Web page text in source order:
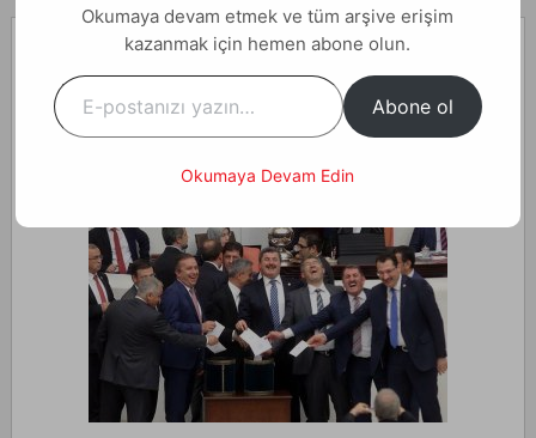
01 Aralık 2017
Home Yazılar Gemi
Gemi
Aşağıdaki fotoğrafları hatırlayacaksınız.
Okumaya devam etmek ve tüm arşive erişim
kazanmak için hemen abone olun.
E-postanızı yazın…
Abone ol
Okumaya Devam Edin